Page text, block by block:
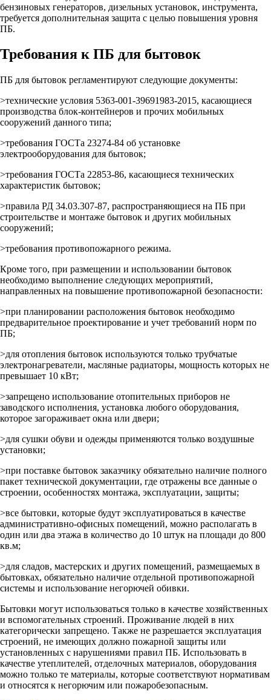
бензиновых генераторов, дизельных установок, инструмента,
требуется дополнительная защита с целью повышения уровня
ПБ.
Требования к ПБ для бытовок
ПБ для бытовок регламентируют следующие документы:
>технические условия 5363-001-39691983-2015, касающиеся
производства блок-контейнеров и прочих мобильных
сооружений данного типа;
>требования ГОСТа 23274-84 об установке
электрооборудования для бытовок;
>требования ГОСТа 22853-86, касающиеся технических
характеристик бытовок;
>правила РД 34.03.307-87, распространяющиеся на ПБ при
строительстве и монтаже бытовок и других мобильных
сооружений;
>требования противопожарного режима.
Кроме того, при размещении и использовании бытовок
необходимо выполнение следующих мероприятий,
направленных на повышение противопожарной безопасности:
>при планировании расположения бытовок необходимо
предварительное проектирование и учет требований норм по
ПБ;
>для отопления бытовок используются только трубчатые
электронагреватели, масляные радиаторы, мощность которых не
превышает 10 кВт;
>запрещено использование отопительных приборов не
заводского исполнения, установка любого оборудования,
которое загораживает окна или двери;
>для сушки обуви и одежды применяются только воздушные
установки;
>при поставке бытовок заказчику обязательно наличие полного
пакет технической документации, где отражены все данные о
строении, особенностях монтажа, эксплуатации, защиты;
>все бытовки, которые будут эксплуатироваться в качестве
административно-офисных помещений, можно располагать в
один или два этажа в количество до 10 штук на площади до 800
кв.м;
>для сладов, мастерских и других помещений, размещаемых в
бытовках, обязательно наличие отдельной противопожарной
системы и использование негорючей обивки.
Бытовки могут использоваться только в качестве хозяйственных
и вспомогательных строений. Проживание людей в них
категорически запрещено. Также не разрешается эксплуатация
строений, не имеющих должно пожарной защиты или
установленных с нарушениями правил ПБ. Использовать в
качестве утеплителей, отделочных материалов, оборудования
можно только те материалы, которые соответствуют нормативам
и относятся к негорючим или пожаробезопасным.